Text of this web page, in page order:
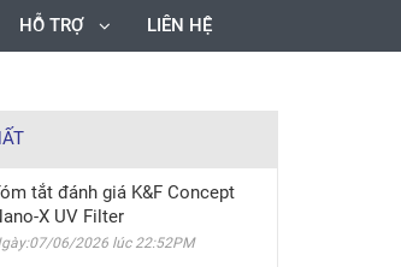
HỖ TRỢ LIÊN HỆ
tắt đánh giá K&F Concept
X UV Filter
06/2026 lúc 22:52PM